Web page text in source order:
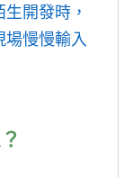
開發時，
場慢慢輸入